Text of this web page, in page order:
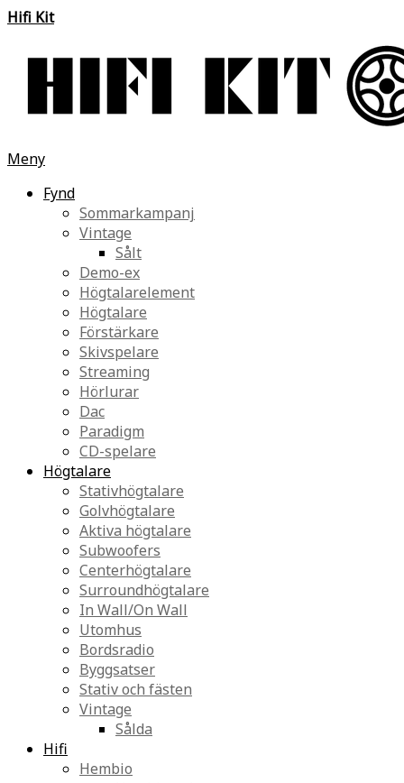
Hifi Kit
Meny
Fynd
Sommarkampanj
Vintage
Sålt
Demo-ex
Högtalarelement
Högtalare
Förstärkare
Skivspelare
Streaming
Hörlurar
Dac
Paradigm
CD-spelare
Högtalare
Stativhögtalare
Golvhögtalare
Aktiva högtalare
Subwoofers
Centerhögtalare
Surroundhögtalare
In Wall/On Wall
Utomhus
Bordsradio
Byggsatser
Stativ och fästen
Vintage
Sålda
Hifi
Hembio